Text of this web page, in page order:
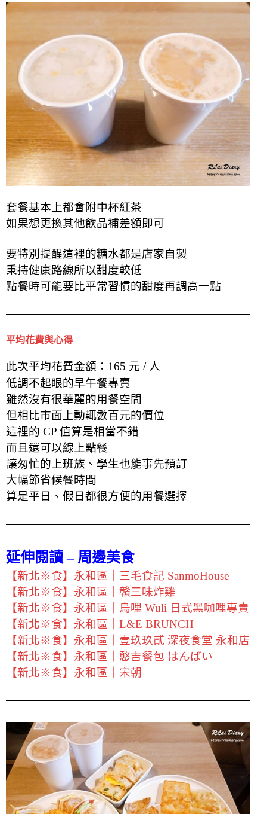
套餐基本上都會附中杯紅茶
如果想更換其他飲品補差額即可
要特別提醒這裡的糖水都是店家自製
秉持健康路線所以甜度較低
點餐時可能要比平常習慣的甜度再調高一點
平均花費與心得
此次平均花費金額：165 元 / 人
低調不起眼的早午餐專賣
雖然沒有很華麗的用餐空間
但相比市面上動輒數百元的價位
這裡的 CP 值算是相當不錯
而且還可以線上點餐
讓匆忙的上班族、學生也能事先預訂
大幅節省候餐時間
算是平日、假日都很方便的用餐選擇
延伸閱讀 – 周邊美食
【新北※食】永和區｜三毛食記 SanmoHouse
【新北※食】永和區｜贛三味炸雞
【新北※食】永和區｜烏哩 Wuli 日式黑咖哩專賣
【新北※食】永和區｜L&E BRUNCH
【新北※食】永和區｜壹玖玖貳 深夜食堂 永和店
【新北※食】永和區｜憨吉餐包 はんばい
【新北※食】永和區｜宋朝